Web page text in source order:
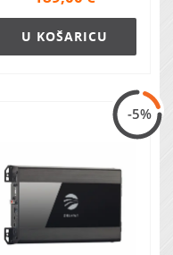
U KOŠARICU
-5%